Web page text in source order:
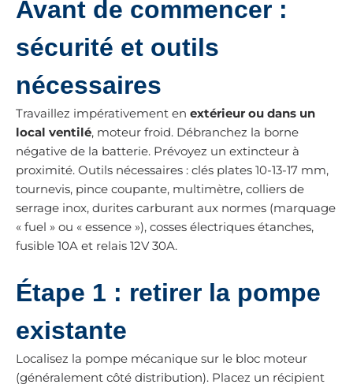
Avant de commencer :
sécurité et outils
nécessaires
Travaillez impérativement en extérieur ou dans un
local ventilé, moteur froid. Débranchez la borne
négative de la batterie. Prévoyez un extincteur à
proximité. Outils nécessaires : clés plates 10-13-17 mm,
tournevis, pince coupante, multimètre, colliers de
serrage inox, durites carburant aux normes (marquage
« fuel » ou « essence »), cosses électriques étanches,
fusible 10A et relais 12V 30A.
Étape 1 : retirer la pompe
existante
Localisez la pompe mécanique sur le bloc moteur
(généralement côté distribution). Placez un récipient